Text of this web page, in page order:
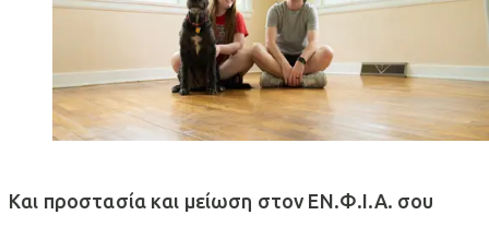
Και προστασία και μείωση στον ΕΝ.Φ.Ι.Α. σου